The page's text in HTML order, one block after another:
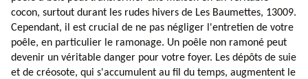
cocon, surtout durant les rudes hivers de Les Baumettes, 13009.
Cependant, il est crucial de ne pas négliger l'entretien de votre
poêle, en particulier le ramonage. Un poêle non ramoné peut
devenir un véritable danger pour votre foyer. Les dépôts de suie
et de créosote, qui s'accumulent au fil du temps, augmentent le